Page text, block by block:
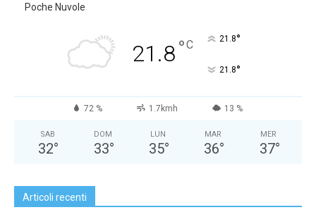
Poche Nuvole
21.8°C 21.8°
21.8°
72 % 1.7kmh 13 %
SAB
32°
DOM
33°
LUN
35°
MAR
36°
MER
37°
Articoli recenti